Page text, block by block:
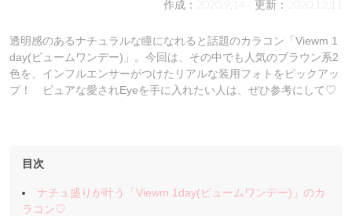
作成：2020.9.14 更新：2020.12.11
透明感のあるナチュラルな瞳になれると話題のカラコン「Viewm 1
day(ビュームワンデー)」。今回は、その中でも人気のブラウン系2
色を、インフルエンサーがつけたリアルな装用フォトをピックアッ
プ！ ピュアな愛されEyeを手に入れたい人は、ぜひ参考にして♡
目次
ナチュ盛りが叶う「Viewm 1day(ビュームワンデー)」のカ
ラコン♡